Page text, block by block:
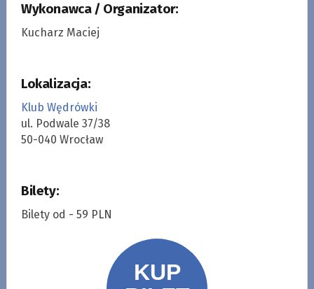
Wykonawca / Organizator:
Kucharz Maciej
Lokalizacja:
Klub Wędrówki
ul. Podwale 37/38
50-040 Wrocław
Bilety:
Bilety od - 59 PLN